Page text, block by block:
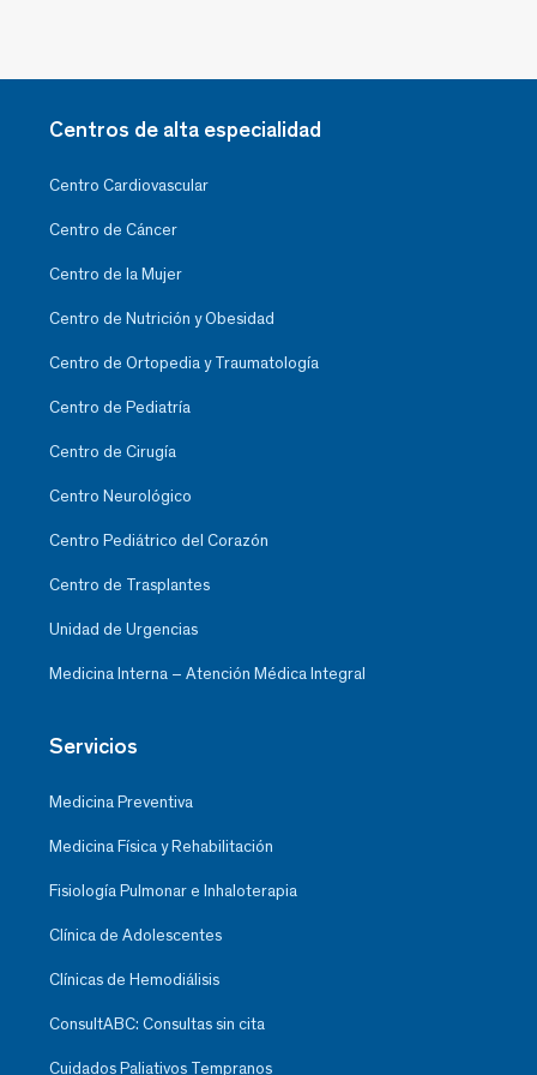
Centros de alta especialidad
Centro Cardiovascular
Centro de Cáncer
Centro de la Mujer
Centro de Nutrición y Obesidad
Centro de Ortopedia y Traumatología
Centro de Pediatría
Centro de Cirugía
Centro Neurológico
Centro Pediátrico del Corazón
Centro de Trasplantes
Unidad de Urgencias
Medicina Interna – Atención Médica Integral
Servicios
Medicina Preventiva
Medicina Física y Rehabilitación
Fisiología Pulmonar e Inhaloterapia
Clínica de Adolescentes
Clínicas de Hemodiálisis
ConsultABC: Consultas sin cita
Cuidados Paliativos Tempranos